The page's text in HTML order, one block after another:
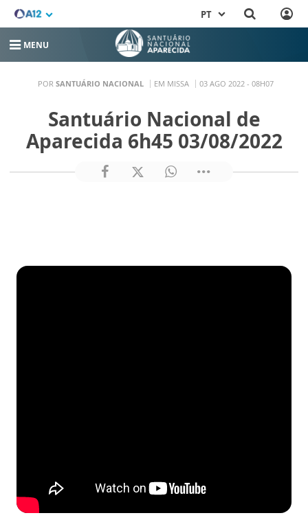
PT
MENU
POR SANTUÁRIO NACIONAL EM MISSA 03 AGO 2022 - 08H07
Santuário Nacional de
Aparecida 6h45 03/08/2022